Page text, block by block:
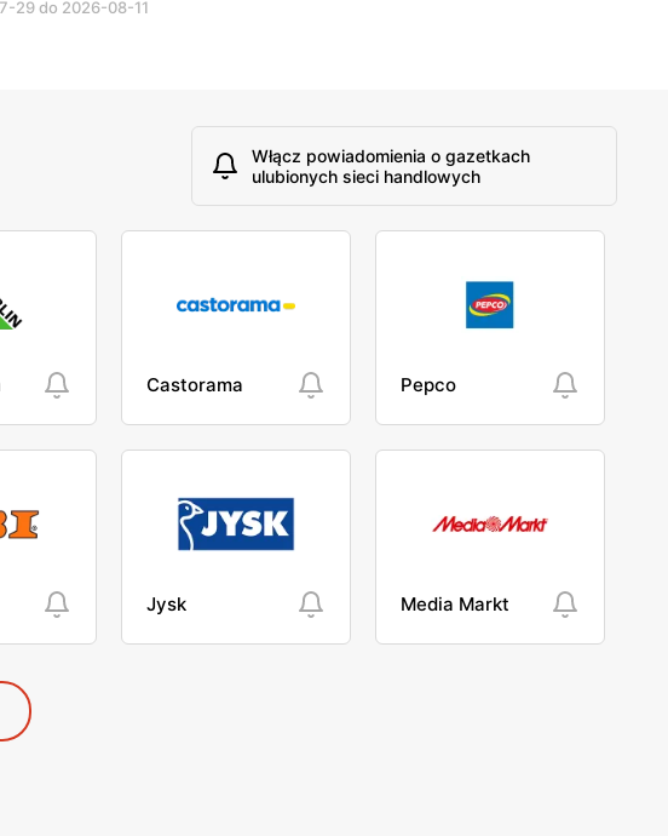
29 do 2026-08-11
Włącz powiadomienia o gazetkach
ulubionych sieci handlowych
Castorama Pepco
Jysk Media Markt